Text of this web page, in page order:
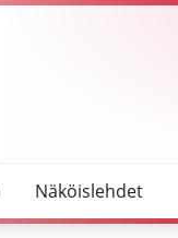
Näköislehdet